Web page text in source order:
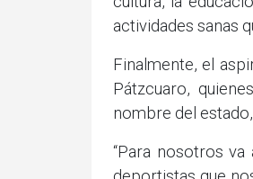
actividades sanas
Finalmente, el
Pátzcuaro,
nombre del
“Para nosotros